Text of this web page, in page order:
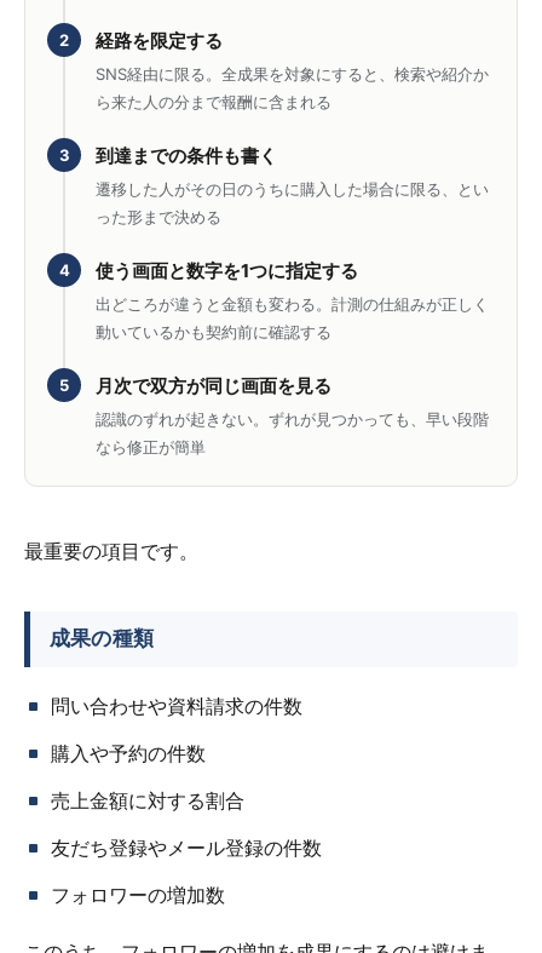
2 経路を限定する
SNS経由に限る。全成果を対象にすると、検索や紹介か
ら来た人の分まで報酬に含まれる
3 到達までの条件も書く
遷移した人がその日のうちに購入した場合に限る、とい
った形まで決める
4 使う画面と数字を1つに指定する
出どころが違うと金額も変わる。計測の仕組みが正しく
動いているかも契約前に確認する
5 月次で双方が同じ画面を見る
認識のずれが起きない。ずれが見つかっても、早い段階
なら修正が簡単
最重要の項目です。
成果の種類
問い合わせや資料請求の件数
購入や予約の件数
売上金額に対する割合
友だち登録やメール登録の件数
フォロワーの増加数